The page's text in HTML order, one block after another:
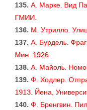
135. А. Марке. Вид
ГМИИ.
136. М. Утрилло.
137. А. Бурдель.
Мин. 1926.
138. А. Майоль.
139. Ф. Xодлер.
1913. Йена,
140. Ф. Бренгвин.